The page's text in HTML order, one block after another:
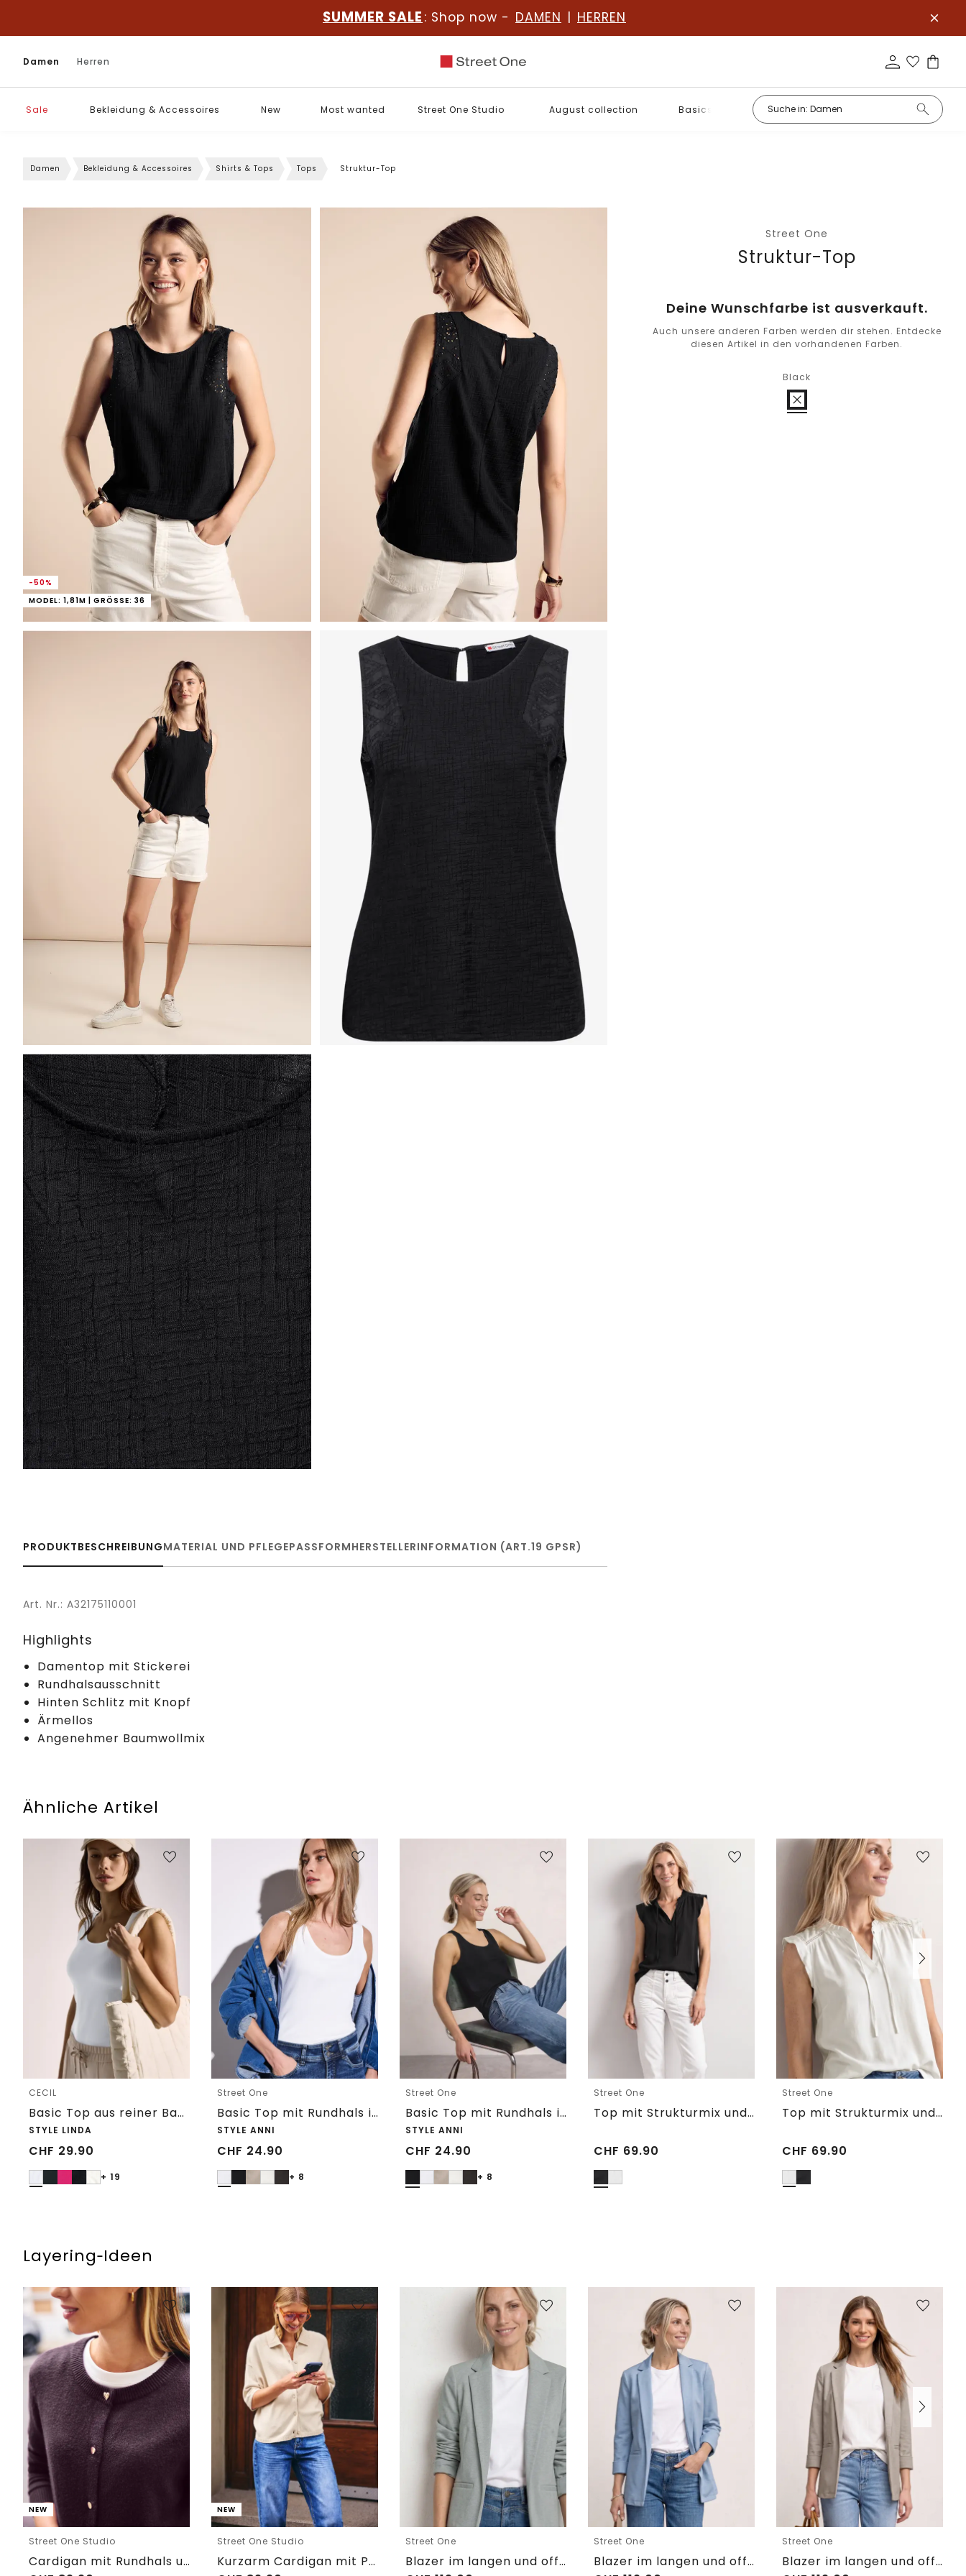
SUMMER SALE : Shop now - DAMEN | HERREN
Damen Herren
Sale Bekleidung & Accessoires New Most wanted Street One Studio August collection Basics
Damen Bekleidung & Accessoires Shirts & Tops Tops Struktur-Top
-50%
MODEL: 1,81M | GRÖSSE: 36
Street One
Struktur-Top
Deine Wunschfarbe ist ausverkauft.
Auch unsere anderen Farben werden dir stehen. Entdecke
diesen Artikel in den vorhandenen Farben.
Black
PRODUKTBESCHREIBUNGMATERIAL UND PFLEGEPASSFORMHERSTELLERINFORMATION (ART.19 GPSR)
Art. Nr.: A32175110001
Highlights
Damentop mit Stickerei
Rundhalsausschnitt
Hinten Schlitz mit Knopf
Ärmellos
Angenehmer Baumwollmix
Ähnliche Artikel
CECIL
Basic Top aus reiner Baumwolle
STYLE LINDA
CHF 29.90
+ 19
Street One
Basic Top mit Rundhals in Unifarbe
STYLE ANNI
CHF 24.90
+ 8
Street One
Basic Top mit Rundhals in Unifarbe
STYLE ANNI
CHF 24.90
+ 8
Street One
Top mit Strukturmix und Crochet-Details
CHF 69.90
Street One
Top mit Strukturmix und Crochet-Details
CHF 69.90
Layering‑Ideen
NEW
Street One Studio
Cardigan mit Rundhals und Knöpfen
NEW
Street One Studio
Kurzarm Cardigan mit Polokragen
Street One
Blazer im langen und offenen Schnitt
Street One
Blazer im langen und offenen Schnitt
Street One
Blazer im langen und offenen Schnitt